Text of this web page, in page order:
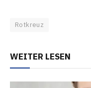
Rotkreuz
WEITER LESEN